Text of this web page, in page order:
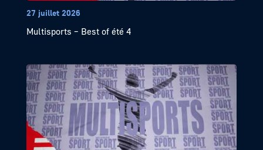
27 juillet 2026
Multisports – Best of été 4